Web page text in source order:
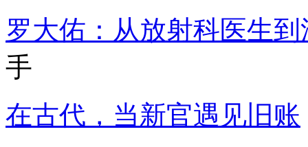
罗大佑：从放射科医生
手
在古代，当新官遇见旧账